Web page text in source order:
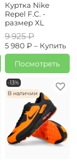
Куртка Nike
Repel F.C. -
размер XL
9 925 ₽
5 980 ₽ – Купить
Посмотреть
-13%
В наличии